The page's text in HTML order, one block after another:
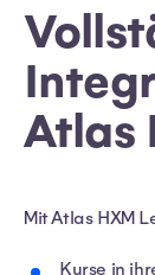
Atlas
Mit Atlas HXM
Kurse in